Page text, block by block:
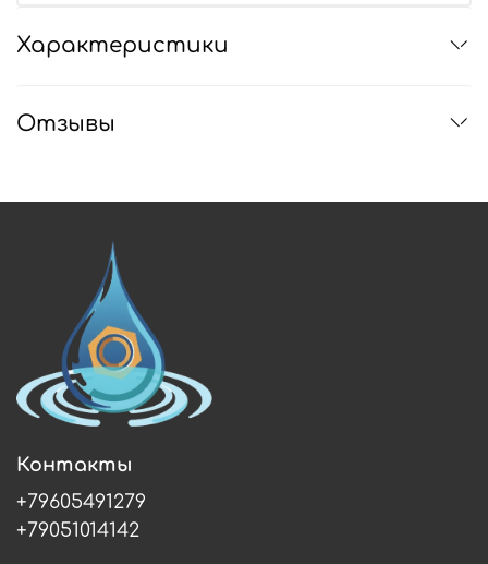
Характеристики
Отзывы
Контакты
+79605491279
+79051014142